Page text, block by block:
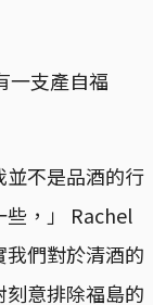
一支產自福
並不是品酒的行
些，」 Rachel
們對於清酒的
意排除福島的